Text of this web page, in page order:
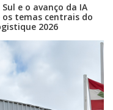
e o avanço da IA
temas centrais do
2026